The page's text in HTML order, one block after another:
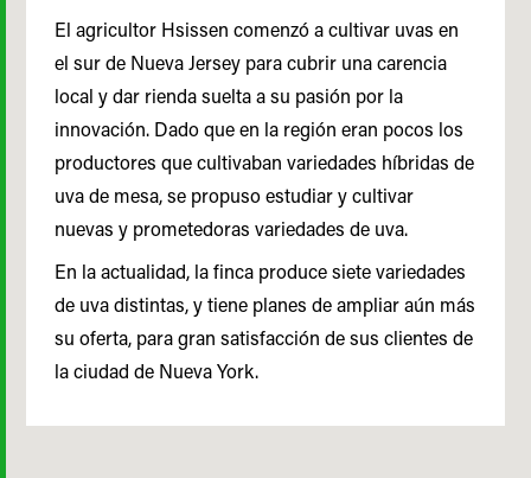
El agricultor Hsissen comenzó a cultivar uvas en
el sur de Nueva Jersey para cubrir una carencia
local y dar rienda suelta a su pasión por la
innovación. Dado que en la región eran pocos los
productores que cultivaban variedades híbridas de
uva de mesa, se propuso estudiar y cultivar
nuevas y prometedoras variedades de uva.
En la actualidad, la finca produce siete variedades
de uva distintas, y tiene planes de ampliar aún más
su oferta, para gran satisfacción de sus clientes de
la ciudad de Nueva York.